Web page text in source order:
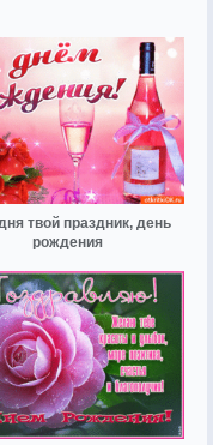
твой праздник, день
рождения